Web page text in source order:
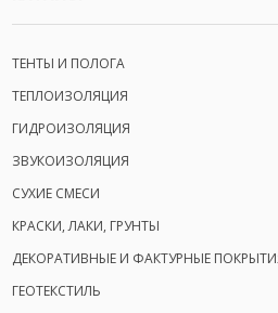
ТЕНТЫ И ПОЛОГА
ТЕПЛОИЗОЛЯЦИЯ
ГИДРОИЗОЛЯЦИЯ
ЗВУКОИЗОЛЯЦИЯ
СУХИЕ СМЕСИ
КРАСКИ, ЛАКИ, ГРУНТЫ
ДЕКОРАТИВНЫЕ И ФАКТУРНЫЕ
ГЕОТЕКСТИЛЬ